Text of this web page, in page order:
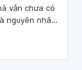
vẫn chưa có
nguyên nhân